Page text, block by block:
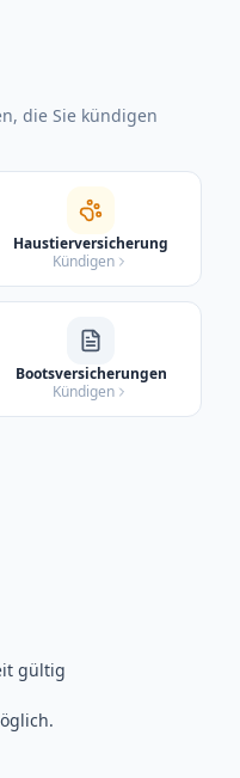
die Sie kündigen
Haustierversicherung
Kündigen
Bootsversicherungen
Kündigen
gültig